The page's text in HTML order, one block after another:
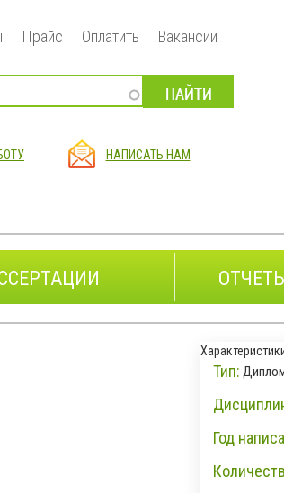
Прайс Оплатить Вакансии
НАПИСАТЬ НАМ
Тип:
Год